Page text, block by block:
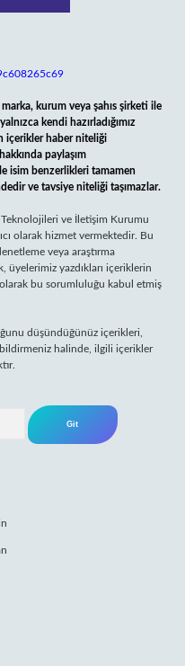
kurum veya şahıs şirketi ile
kendi hazırladığımız
içerikler haber niteliği
paylaşım
isim benzerlikleri tamamen
ve tavsiye niteliği taşımazlar.
ve İletişim Kurumu
olarak hizmet vermektedir. Bu
veya araştırma
yazdıkları içeriklerin
bu sorumluluğu kabul etmiş
düşündüğünüz içerikleri,
halinde, ilgili içerikler